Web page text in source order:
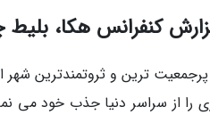
کنفرانس هکا، بلیط
ترین و ثروتمندترین شهر
را از سراسر دنیا جذب خود می